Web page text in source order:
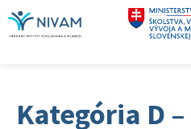
Kategória D